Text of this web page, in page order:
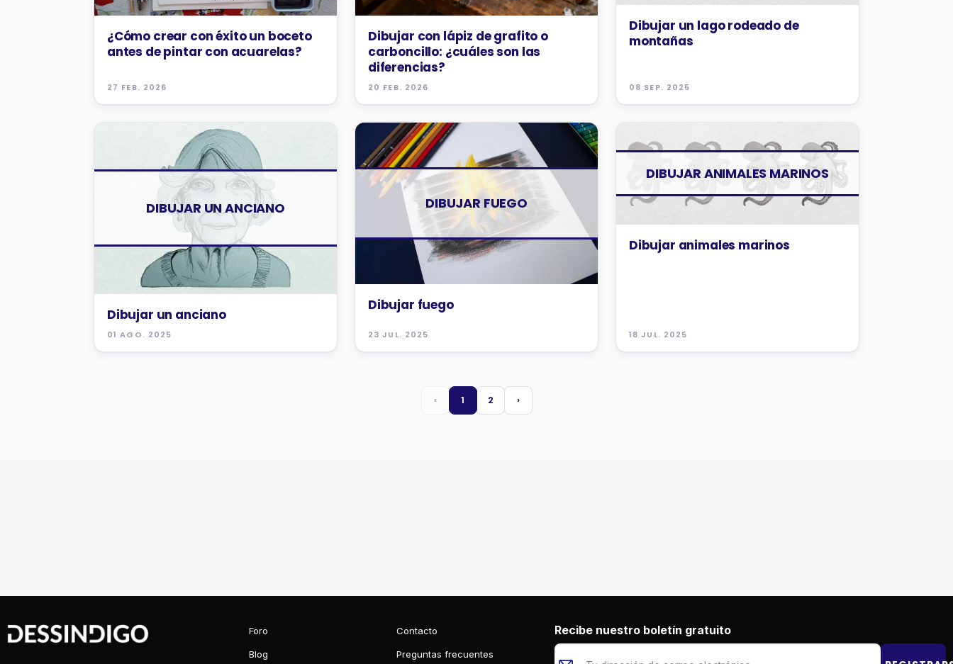
¿Cómo crear con éxito un boceto
antes de pintar con acuarelas?
27 FEB. 2026
Dibujar con lápiz de grafito o
carboncillo: ¿cuáles son las
diferencias?
20 FEB. 2026
Dibujar un lago rodeado de
montañas
08 SEP. 2025
DIBUJAR UN ANCIANO
Dibujar un anciano
01 AGO. 2025
DIBUJAR FUEGO
TUTORIALES
Dibujar fuego
23 JUL. 2025
DIBUJAR ANIMALES MARINOS
TUTORIALES
Dibujar animales marinos
18 JUL. 2025
‹ 1 2 ›
Foro
Blog
Contacto
Preguntas frecuentes
Recibe nuestro boletín gratuito